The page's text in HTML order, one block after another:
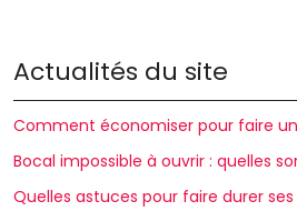
Actualités du site
Comment économiser pour faire
Bocal impossible à ouvrir : quelles
Quelles astuces pour faire durer